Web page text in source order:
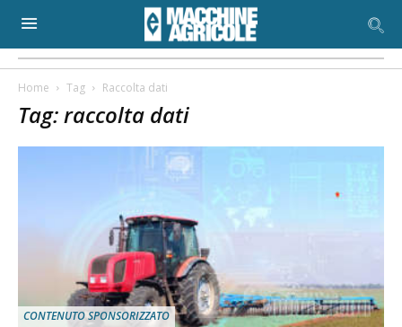
Home Tag Raccolta dati
Tag: raccolta dati
CONTENUTO SPONSORIZZATO